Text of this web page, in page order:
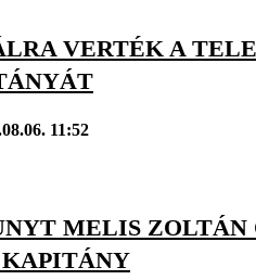
VERTÉK A
11:52
MELIS